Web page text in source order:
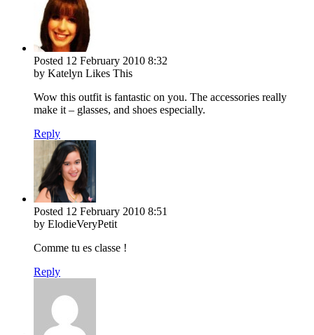
Posted 12 February 2010 8:32
by Katelyn Likes This
Wow this outfit is fantastic on you. The accessories really
make it – glasses, and shoes especially.
Reply
Posted 12 February 2010 8:51
by ElodieVeryPetit
Comme tu es classe !
Reply